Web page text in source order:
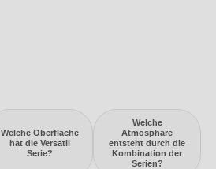
Welche Oberfläche
hat die Versatil
Serie?
Welche
Atmosphäre
entsteht durch die
Kombination der
Serien?